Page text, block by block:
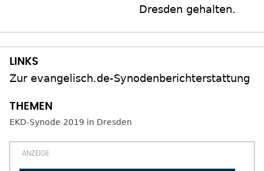
Dresden gehalten.
Zur evangelisch.de-Synodenberichterstattung
EKD-Synode 2019 in Dresden